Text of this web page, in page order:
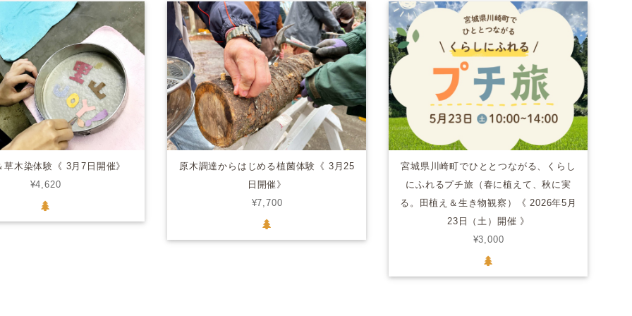
草木染体験《 3月7日開催》
¥4,620
原木調達からはじめる植菌体験《 3月25
日開催》
¥7,700
宮城県川崎町でひととつながる、くらし
にふれるプチ旅（春に植えて、秋に実
る。田植え＆生き物観察）《 2026年5月
23日（土）開催 》
¥3,000